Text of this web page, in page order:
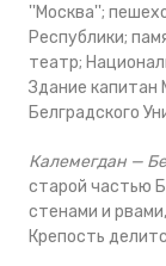
''Москва'';
Республики;
театр;
Здание капитан
Белградского
Калемегдан —
старой частью
стенами и
Крепость